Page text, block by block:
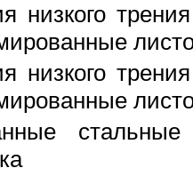
низкого
низкого